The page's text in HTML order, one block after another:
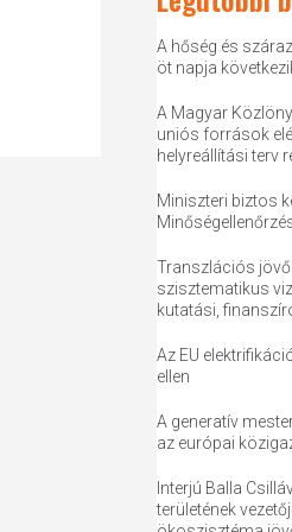
A hőség és
öt napja
A Magyar
uniós források
helyreállítási terv
Miniszteri biztos
Transzlációs
szisztematikus
kutatási,
Az EU
ellen
A generatív
az európai
Interjú Balla
területének